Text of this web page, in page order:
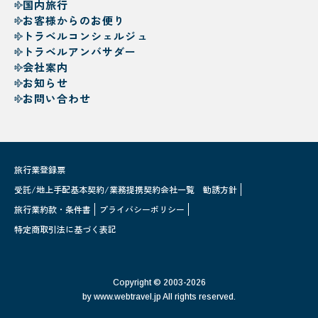
国内旅行
お客様からのお便り
トラベルコンシェルジュ
トラベルアンバサダー
会社案内
お知らせ
お問い合わせ
旅行業登録票
受託/地上手配基本契約/業務提携契約会社一覧
勧誘方針
旅行業約款・条件書
プライバシーポリシー
特定商取引法に基づく表記
Copyright © 2003-2026
by www.webtravel.jp All rights reserved.